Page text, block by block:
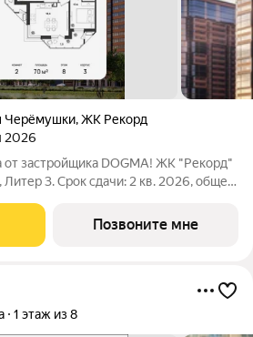
Черёмушки,ЖК Рекорд
2026
от застройщика DOGMA! ЖК "Рекорд"
Литер 3. Срок сдачи: 2 кв. 2026, общей
снаружи природа внутри.
Позвоните мне
1 этаж из 8